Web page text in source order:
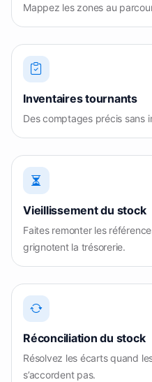
Mappez les zones au
Inventaires tournants
Des comptages précis sans
Vieillissement du stock
Faites remonter les
grignotent la trésorerie.
Réconciliation du stock
Résolvez les écarts quand
s’accordent pas.